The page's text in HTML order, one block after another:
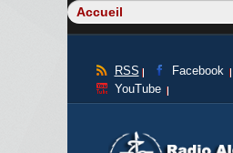
RSS Facebook
YouTube